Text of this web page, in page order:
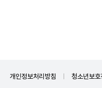
개인정보처리방침 청소년보호